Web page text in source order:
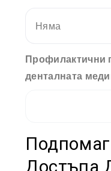
Няма
Профилактични
денталната
Достъпа